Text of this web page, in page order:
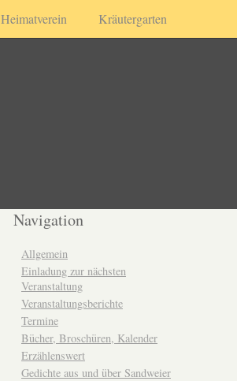
Heimatverein Kräutergarten
Navigation
Allgemein
Einladung zur nächsten
Veranstaltung
Veranstaltungsberichte
Termine
Bücher, Broschüren, Kalender
Erzählenswert
Gedichte aus und über Sandweier